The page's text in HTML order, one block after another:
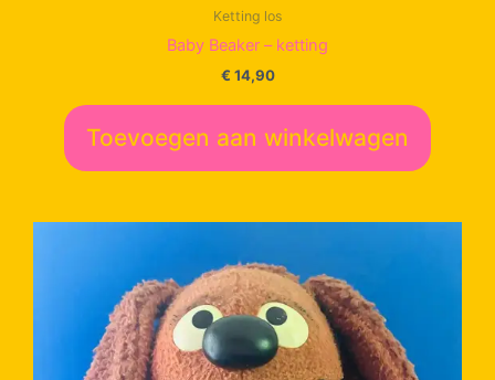
Ketting los
Baby Beaker – ketting
€ 14,90
Toevoegen aan winkelwagen